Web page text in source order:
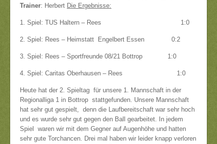
Trainer: Herbert Die Ergebnisse:
1. Spiel: TUS Haltern – Rees 1:0
2. Spiel: Rees – Heimstatt Engelbert Essen 0:2
3. Spiel: Rees – Sportfreunde 08/21 Bottrop 1:0
4. Spiel: Caritas Oberhausen – Rees 1:0
Heute hat der 2. Spieltag für unsere 1. Mannschaft in der
Regionalliga 1 in Bottrop stattgefunden. Unsere Mannschaft
hat sehr gut gespielt, denn die Laufbereitschaft war sehr hoch
und es wurde sehr gut gegen den Ball gearbeitet. In jedem
Spiel waren wir mit dem Gegner auf Augenhöhe und hatten
sehr gute Torchancen. Drei mal haben wir leider knapp verloren